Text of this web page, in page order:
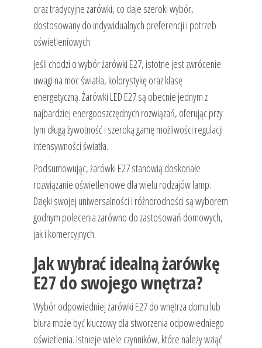
oraz tradycyjne żarówki, co daje szeroki wybór,
dostosowany do indywidualnych preferencji i potrzeb
oświetleniowych.
Jeśli chodzi o wybór żarówki E27, istotne jest zwrócenie
uwagi na moc światła, kolorystykę oraz klasę
energetyczną. Żarówki LED E27 są obecnie jednym z
najbardziej energooszczędnych rozwiązań, oferując przy
tym długą żywotność i szeroką gamę możliwości regulacji
intensywności światła.
Podsumowując, żarówki E27 stanowią doskonałe
rozwiązanie oświetleniowe dla wielu rodzajów lamp.
Dzięki swojej uniwersalności i różnorodności są wyborem
godnym polecenia zarówno do zastosowań domowych,
jak i komercyjnych.
Jak wybrać idealną żarówkę
E27 do swojego wnętrza?
Wybór odpowiedniej żarówki E27 do wnętrza domu lub
biura może być kluczowy dla stworzenia odpowiedniego
oświetlenia. Istnieje wiele czynników, które należy wziąć